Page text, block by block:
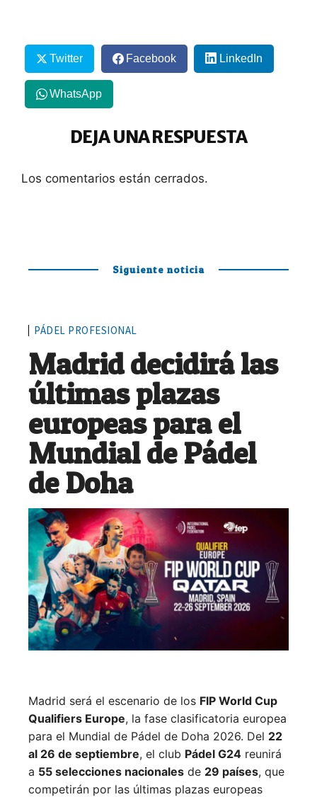
Twitter Facebook LinkedIn
WhatsApp
DEJA UNA RESPUESTA
Los comentarios están cerrados.
Siguiente noticia
PÁDEL PROFESIONAL
Madrid decidirá las
últimas plazas
europeas para el
Mundial de Pádel
de Doha
Madrid será el escenario de los FIP World Cup
Qualifiers Europe, la fase clasificatoria europea
para el Mundial de Pádel de Doha 2026. Del 22
al 26 de septiembre, el club Pádel G24 reunirá
a 55 selecciones nacionales de 29 países, que
competirán por las últimas plazas europeas